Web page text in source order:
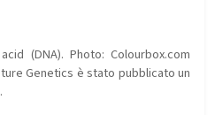
(DNA). Photo: Colourbox.com
Genetics è stato pubblicato un